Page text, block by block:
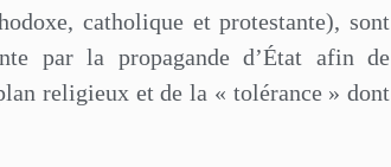
catholique et protestante), sont
par la propagande d’État afin de
religieux et de la « tolérance » dont